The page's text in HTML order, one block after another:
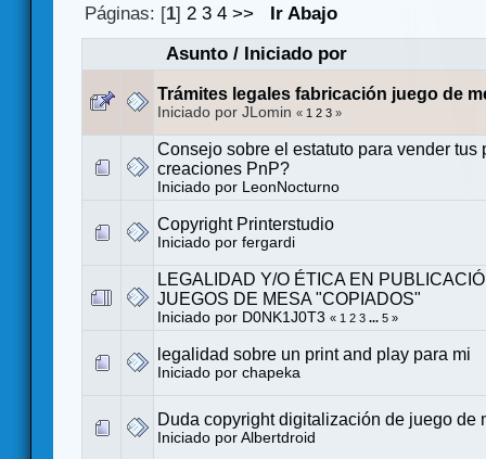
Páginas: [1]2 3 4 >>
Ir Abajo
Asunto/ Iniciado por
Trámites legales fabricación juego de
Iniciado por JLomin « 1 2 3 »
Consejo sobre el estatuto para vender tus
creaciones PnP?
Iniciado por LeonNocturno
Copyright Printerstudio
Iniciado por fergardi
LEGALIDAD Y/O ÉTICA EN
JUEGOS DE MESA "COPIADOS"
Iniciado por D0NK1J0T3 « 1 2 3 ... 5 »
legalidad sobre un print and play para mi
Iniciado por chapeka
Duda copyright digitalización de juego de
Iniciado por Albertdroid